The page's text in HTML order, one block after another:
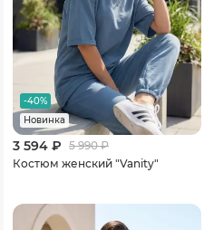
-40%
Новинка
3 594 ₽ 5 990₽
Костюм женский "Vanity"